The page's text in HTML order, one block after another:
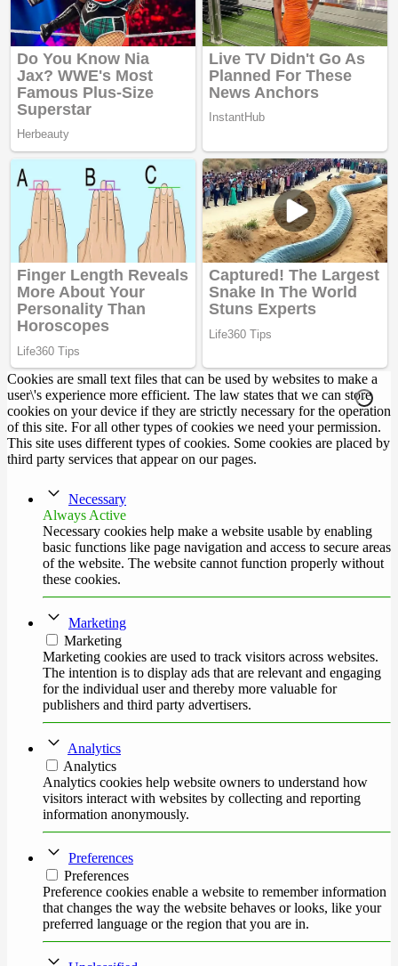
Cookies are small text files that can be used by websites to make a
user\'s experience more efficient. The law states that we can store
cookies on your device if they are strictly necessary for the operation
of this site. For all other types of cookies we need your permission.
This site uses different types of cookies. Some cookies are placed by
third party services that appear on our pages.
Necessary
Always Active
Necessary cookies help make a website usable by enabling
basic functions like page navigation and access to secure areas
of the website. The website cannot function properly without
these cookies.
Marketing
Marketing
Marketing cookies are used to track visitors across websites.
The intention is to display ads that are relevant and engaging
for the individual user and thereby more valuable for
publishers and third party advertisers.
Analytics
Analytics
Analytics cookies help website owners to understand how
visitors interact with websites by collecting and reporting
information anonymously.
Preferences
Preferences
Preference cookies enable a website to remember information
that changes the way the website behaves or looks, like your
preferred language or the region that you are in.